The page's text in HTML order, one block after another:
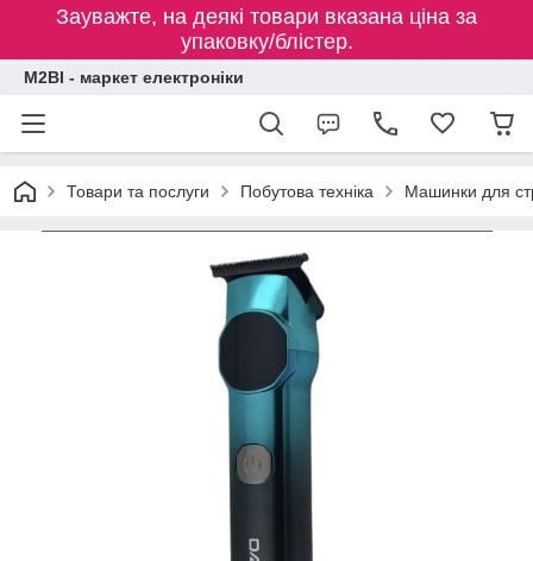
Зауважте, на деякі товари вказана ціна за
упаковку/блістер.
M2BI - маркет електроніки
Товари та послуги Побутова техніка Машинки для